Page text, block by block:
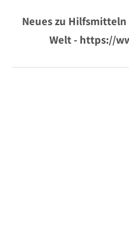
Neues zu
Welt - https://